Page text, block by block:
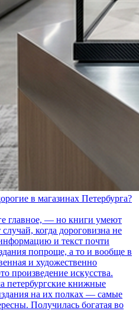
в магазинах Петербурга?
главное, — но книги умеют
когда дороговизна не
и текст почти
попроще, а то и вообще в
и художественно
произведение искусства.
петербургские книжные
на их полках — самые
Получилась богатая во